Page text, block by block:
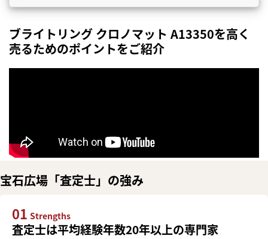
ブライトリング クロノマット A13350を高く
売るためのポイントをご紹介
宝石広場「査定士」の強み
01 Strengths
査定士は平均経験年数20年以上の専門家